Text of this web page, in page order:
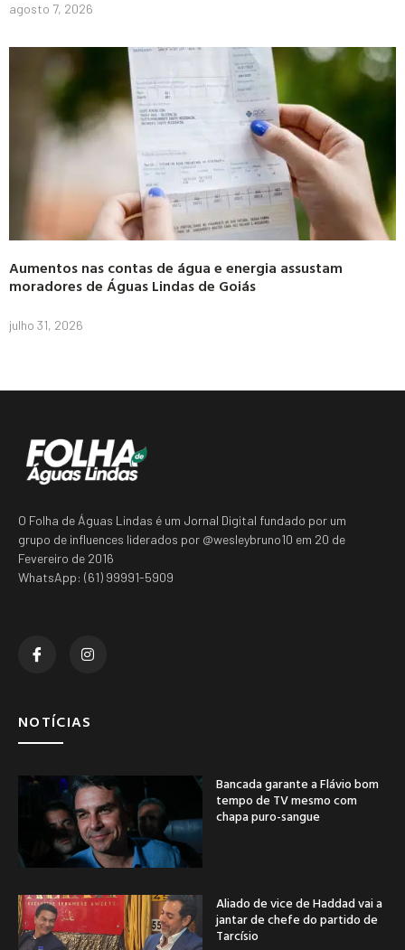
agosto 7, 2026
Aumentos nas contas de água e energia assustam
moradores de Águas Lindas de Goiás
julho 31, 2026
O Folha de Águas Lindas é um Jornal Digital fundado por um
grupo de influences liderados por @wesleybruno10 em 20 de
Fevereiro de 2016
WhatsApp: (61) 99991-5909
NOTÍCIAS
Bancada garante a Flávio bom
tempo de TV mesmo com
chapa puro-sangue
Aliado de vice de Haddad vai a
jantar de chefe do partido de
Tarcísio